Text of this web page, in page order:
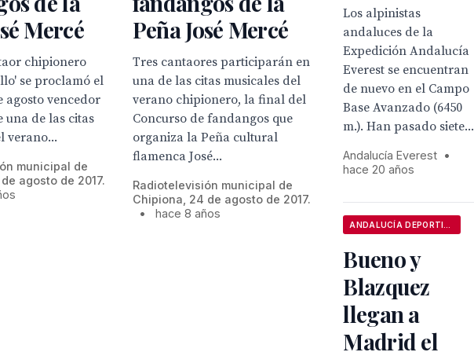
Mercé
chipionero
se proclamó el
agosto vencedor
una de las citas
verano...
municipal de
agosto de 2017.
Peña José Mercé
Tres cantaores participarán en
una de las citas musicales del
verano chipionero, la final del
Concurso de fandangos que
organiza la Peña cultural
flamenca José...
Radiotelevisión municipal de
Chipiona, 24 de agosto de 2017.
•
hace 8 años
Los alpinistas
andaluces de la
Expedición Andalucía
Everest se encuentran
de nuevo en el Campo
Base Avanzado (6450
m.). Han pasado siete...
Andalucía Everest •
hace 20 años
Bueno y
Blazquez
llegan a
Madrid el